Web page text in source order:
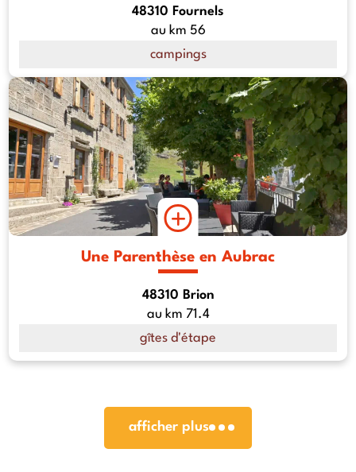
48310 Fournels
au km 56
campings
Une Parenthèse en Aubrac
48310 Brion
au km 71.4
gîtes d'étape
afficher plus